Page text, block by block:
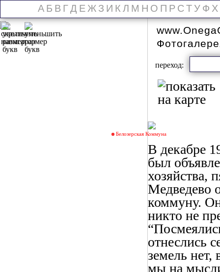
А Б В Г Д Е Ж З И К Л М Н О П Р С Т У Ф Х
Белозерская Коммуна
переход:
В декабре
был
хозяйства,
Медведево
коммуну.
никто не
отнеслись
земель
мы на